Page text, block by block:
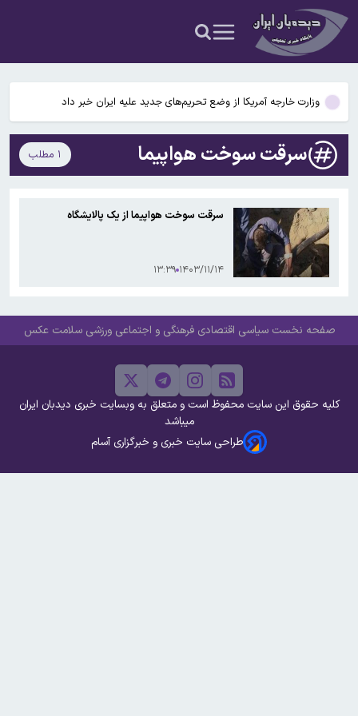
جزئیات جدید از انتقال نجومی گزینه پرسپولیس به نساجی
پاسخ منفی پورعلی‌گنجی به پیشنهاد منصوریان/مدافع پرسپولیس لژیونر
می‌شود
وزارت خارجه آمریکا از وضع تحریم‌های جدید علیه ایران خبر داد
محدودیت تردد در آزادراه تهران کرج قزوین تا ۲۰ شهریور/ جزئیات
تکثیر کننده غیرمجاز عکس خوانندگان تحت تعقیب قرار گرفت
جزئیات جدید از انتقال نجومی گزینه پرسپولیس به نساجی
پاسخ منفی پورعلی‌گنجی به پیشنهاد منصوریان/مدافع پرسپولیس لژیونر
می‌شود
سرقت سوخت هواپیما ۱ مطلب
سرقت سوخت هواپیما از یک پالایشگاه
۱۴۰۳/۱۱/۱۴ ۱۳:۳۹
صفحه نخست سیاسی اقتصادی فرهنگی و اجتماعی ورزشی سلامت عکس
کلیه حقوق این سایت محفوظ است و متعلق به وبسایت خبری دیدبان ایران
میباشد
طراحی سایت خبری و خبرگزاری آسام